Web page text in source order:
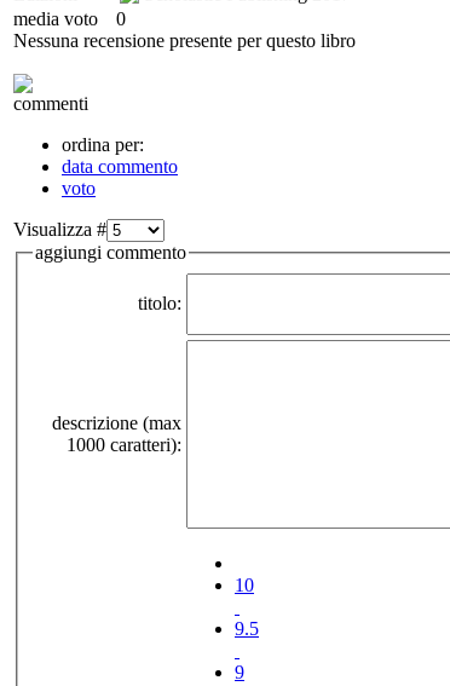
media voto
0
Nessuna recensione presente per questo libro
commenti
ordina per:
data commento
voto
Visualizza #
aggiungi commento
titolo:
descrizione (max
1000 caratteri):
10
9.5
9